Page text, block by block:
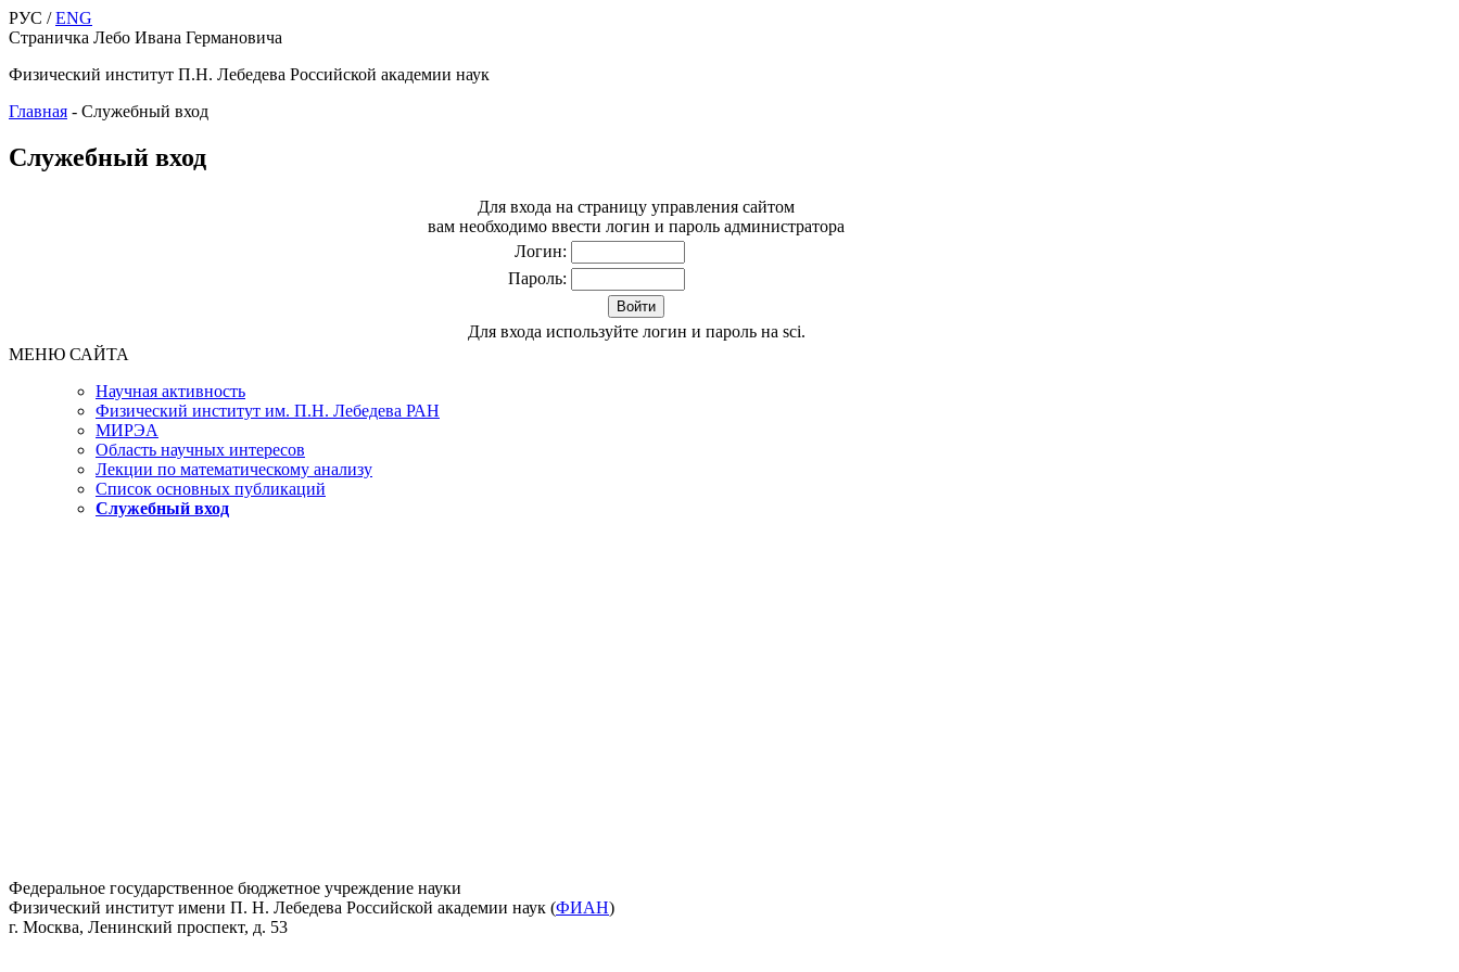
РУС /ENG
Страничка Лебо Ивана Германовича
Физический институт П.Н. Лебедева Российской академии наук
Главная - Служебный вход
Служебный вход
Для входа на страницу управления сайтом
вам необходимо ввести логин и пароль администратора
Логин:
Пароль:
Для входа используйте логин и пароль на sci.
МЕНЮ САЙТА
Научная активность
Физический институт им. П.Н. Лебедева РАН
МИРЭА
Область научных интересов
Лекции по математическому анализу
Список основных публикаций
Служебный вход
Федеральное государственное бюджетное учреждение науки
Физический институт имени П. Н. Лебедева Российской академии наук (ФИАН)
г. Москва, Ленинский проспект, д. 53